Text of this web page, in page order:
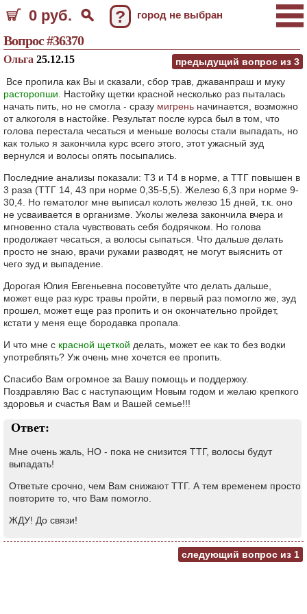
0 руб. ? город не выбран
Вопрос #36370
предыдущий вопрос из 3
Ольга 25.12.15
Все пропила как Вы и сказали, сбор трав, джаванпраш и муку
расторопши . Настойку щетки красной несколько раз пыталась
начать пить, но не смогла - сразу мигрень начинается, возможно
от алкоголя в настойке. Результат после курса был в том, что
голова перестала чесаться и меньше волосы стали выпадать, но
как только я закончила курс всего этого, этот ужасный зуд
вернулся и волосы опять посыпались.
Последние анализы показали: Т3 и Т4 в норме, а ТТГ повышен в
3 раза (ТТГ 14, 43 при норме 0,35-5,5). Железо 6,3 при норме 9-
30,4. Но гематолог мне выписал колоть железо 15 дней, т.к. оно
не усваивается в организме. Уколы железа закончила вчера и
мгновенно стала чувствовать себя бодрячком. Но голова
продолжает чесаться, а волосы сыпаться. Что дальше делать
просто не знаю, врачи руками разводят, не могут выяснить от
чего зуд и выпадение.
Дорогая Юлия Евгеньевна посоветуйте что делать дальше,
может еще раз курс травы пройти, в первый раз помогло же, зуд
прошел, может еще раз пропить и он окончательно пройдет,
кстати у меня еще бородавка пропала.
И что мне с красной щеткой делать, может ее как то без водки
употреблять? Уж очень мне хочется ее пропить.
Спасибо Вам огромное за Вашу помощь и поддержку.
Поздравляю Вас с наступающим Новым годом и желаю крепкого
здоровья и счастья Вам и Вашей семье!!!
Ответ:
Мне очень жаль, НО - пока не снизится ТТГ, волосы будут
выпадать!
Ответьте срочно, чем Вам снижают ТТГ. А тем временем просто
повторите то, что Вам помогло.
ЖДУ! До связи!
следующий вопрос из 1